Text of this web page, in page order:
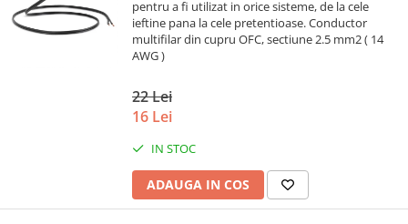
pentru a fi utilizat in orice sisteme, de la cele
ieftine pana la cele pretentioase. Conductor
multifilar din cupru OFC, sectiune 2.5 mm2 ( 14
AWG )
22 Lei
16 Lei
IN STOC
ADAUGA IN COS